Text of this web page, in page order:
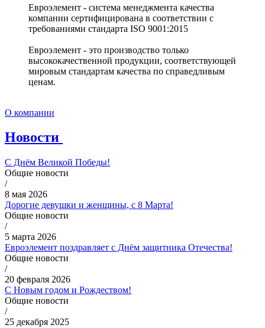
Евроэлемент - система менеджмента качества
компании сертифицирована в соответствии с
требованиями стандарта ISO 9001:2015
Евроэлемент - это производство только
высококачественной продукции, соответствующей
мировым стандартам качества по справедливым
ценам.
О компании
Новости
С Днём Великой Победы!
Общие новости
/
8 мая 2026
Дорогие девушки и женщины, с 8 Марта!
Общие новости
/
5 марта 2026
Евроэлемент поздравляет с Днём защитника Отечества!
Общие новости
/
20 февраля 2026
С Новым годом и Рождеством!
Общие новости
/
25 декабря 2025